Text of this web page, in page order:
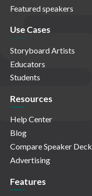
Featured speakers
Use Cases
Storyboard Artists
Educators
Students
Resources
Help Center
Blog
Compare Speaker Deck
Advertising
Features